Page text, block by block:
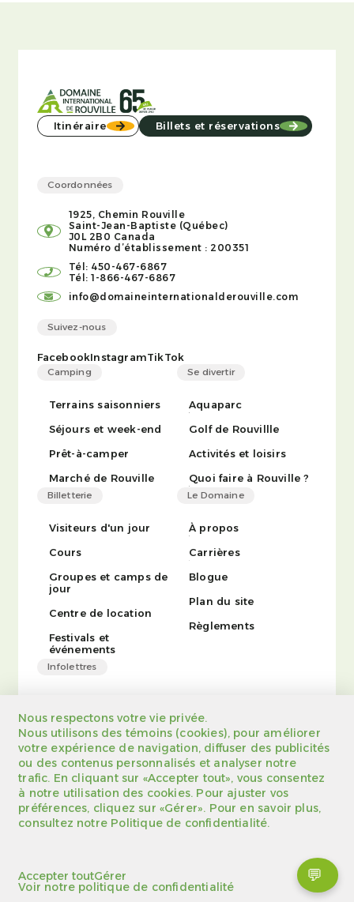
💬
Nous respectons votre vie privée.
Nous utilisons des témoins (cookies), pour améliorer
votre expérience de navigation, diffuser des publicités
ou des contenus personnalisés et analyser notre
trafic. En cliquant sur «Accepter tout», vous consentez
à notre utilisation des cookies. Pour ajuster vos
préférences, cliquez sur «Gérer». Pour en savoir plus,
consultez notre Politique de confidentialité.
Accepter toutGérer
Voir notre politique de confidentialité
Itinéraire Billets et réservations
Coordonnées
1925, Chemin Rouville
Saint-Jean-Baptiste (Québec)
J0L 2B0 Canada
Numéro d’établissement : 200351
Tél: 450-467-6867
Tél: 1-866-467-6867
info@domaineinternationalderouville.com
Suivez-nous
FacebookInstagramTikTok
Camping
Terrains saisonniers
Séjours et week-end
Prêt-à-camper
Marché de Rouville
Se divertir
Aquaparc
Golf de Rouvillle
Activités et loisirs
Quoi faire à Rouville ?
Billetterie
Visiteurs d'un jour
Cours
Groupes et camps de
jour
Centre de location
Festivals et
événements
Le Domaine
À propos
Carrières
Blogue
Plan du site
Règlements
Infolettres
Infolettre générale
Arborescence du site
Propulsé par